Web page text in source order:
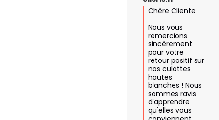
Chère Cliente
Nous vous
remercions
sincèrement
pour votre
retour positif sur
nos culottes
hautes
blanches ! Nous
sommes ravis
d'apprendre
qu'elles vous